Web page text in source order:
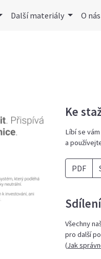
Další materiály O nás
Ke
Líbí se
a
PDF
Všechny
pro další
(Jak